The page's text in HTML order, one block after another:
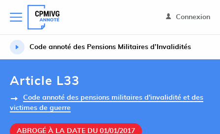
Connexion
Code annoté des Pensions Militaires d’Invalidités
Article L33
Code annoté des pensions militaires d'invalidité et des
victimes de guerre
ABROGÉ À LA DATE DU 01/01/2017